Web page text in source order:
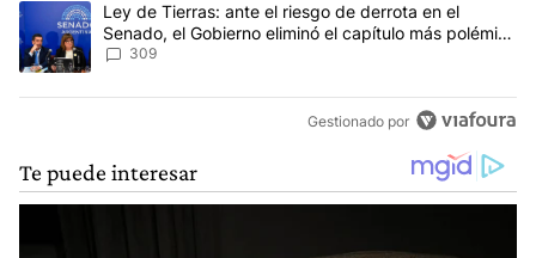
Un artículo de tendencia con el título "Ley de Tierras: ante el
Ley de Tierras: ante el riesgo de derrota en el
Senado, el Gobierno eliminó el capítulo más polémico
del proyecto
309
Gestionado por